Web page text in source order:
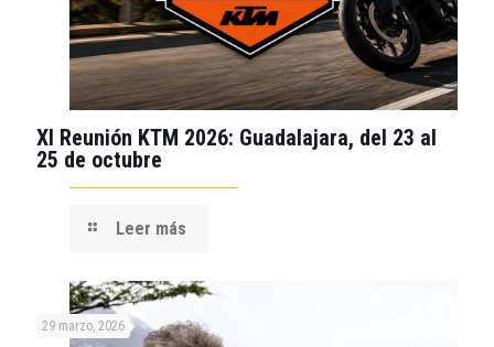
XI Reunión KTM 2026: Guadalajara, del 23 al
25 de octubre
Leer más
29 marzo, 2026